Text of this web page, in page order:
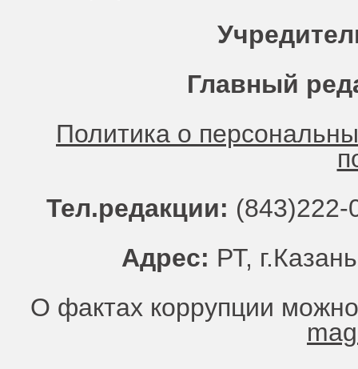
Главный
Политика о
Тел.редакции:
Адрес: РТ,
О фактах коррупции